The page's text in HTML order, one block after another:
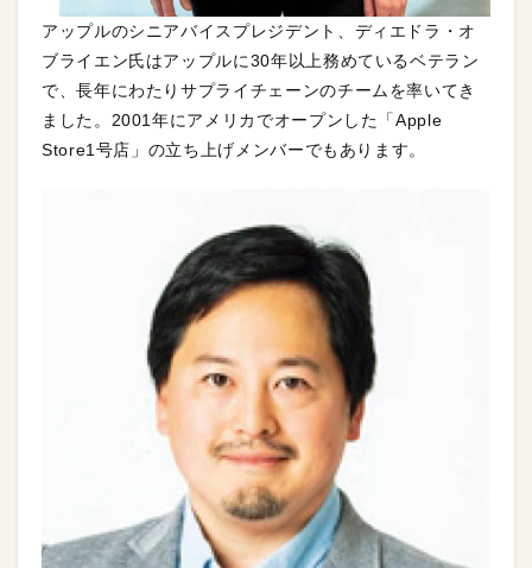
アップルのシニアバイスプレジデント、ディエドラ・オ
ブライエン氏はアップルに30年以上務めているベテラン
で、長年にわたりサプライチェーンのチームを率いてき
ました。2001年にアメリカでオープンした「Apple
Store1号店」の立ち上げメンバーでもあります。